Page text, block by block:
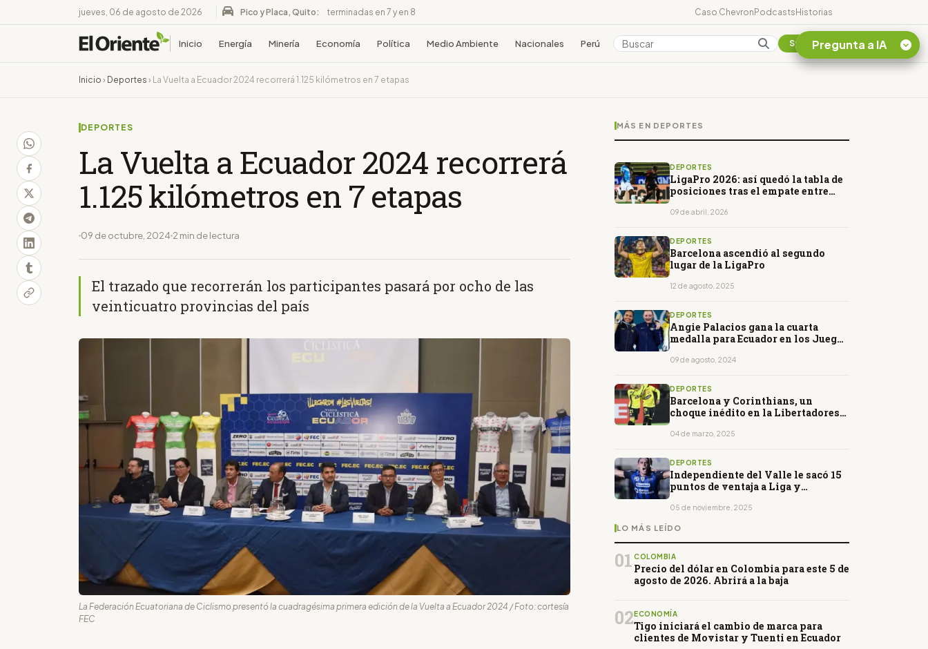
jueves, 06 de agosto de 2026 Pico y Placa, Quito: terminadas en 7 y en 8 Caso ChevronPodcastsHistorias
Inicio Energía Minería Economía Política Medio Ambiente Nacionales Perú Colombia Suscribirse
Inicio › Deportes › La Vuelta a Ecuador 2024 recorrerá 1.125 kilómetros en 7 etapas
DEPORTES
La Vuelta a Ecuador 2024 recorrerá
1.125 kilómetros en 7 etapas
09 de octubre, 2024 2 min de lectura
El trazado que recorrerán los participantes pasará por ocho de las
veinticuatro provincias del país
La Federación Ecuatoriana de Ciclismo presentó la cuadragésima primera edición de la Vuelta a Ecuador 2024 / Foto: cortesía
FEC
MÁS EN DEPORTES
DEPORTES
LigaPro 2026: así quedó la tabla de
posiciones tras el empate entre
09 de abril, 2026
DEPORTES
Barcelona ascendió al segundo
lugar de la LigaPro
12 de agosto, 2025
DEPORTES
Angie Palacios gana la cuarta
medalla para Ecuador en los Juegos
09 de agosto, 2024
DEPORTES
Barcelona y Corinthians, un
choque inédito en la Libertadores
04 de marzo, 2025
DEPORTES
Independiente del Valle le sacó 15
puntos de ventaja a Liga y
05 de noviembre, 2025
LO MÁS LEÍDO
01 COLOMBIA
Precio del dólar en Colombia para este 5 de
agosto de 2026. Abrirá a la baja
02 ECONOMÍA
Tigo iniciará el cambio de marca para
clientes de Movistar y Tuenti en Ecuador
Pregunta a IA
¿En que consiste la